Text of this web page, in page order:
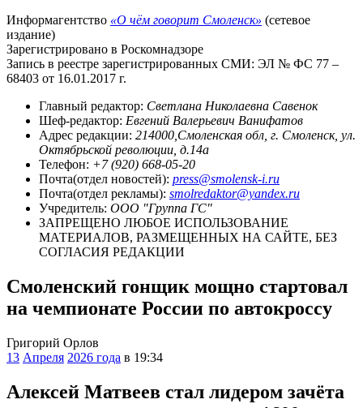
Информагентство «О чём говорит Смоленск» (сетевое
издание)
Зарегистрировано в Роскомнадзоре
Запись в реестре зарегистрированных СМИ: ЭЛ № ФС 77 –
68403 от 16.01.2017 г.
Главный редактор: Светлана Николаевна Савенок
Шеф-редактор: Евгений Валерьевич Ванифатов
Адрес редакции: 214000,Смоленская обл, г. Смоленск, ул.
Октябрьской революции, д.14а
Телефон: +7 (920) 668-05-20
Почта(отдел новостей): press@smolensk-i.ru
Почта(отдел рекламы): smolredaktor@yandex.ru
Учредитель: ООО "Группа ГС"
ЗАПРЕЩЕНО ЛЮБОЕ ИСПОЛЬЗОВАНИЕ
МАТЕРИАЛОВ, РАЗМЕЩЕННЫХ НА САЙТЕ, БЕЗ
СОГЛАСИЯ РЕДАКЦИИ
Смоленский гонщик мощно стартовал
на чемпионате России по автокроссу
Григорий Орлов
13 Апреля 2026 года в 19:34
Алексей Матвеев стал лидером зачёта